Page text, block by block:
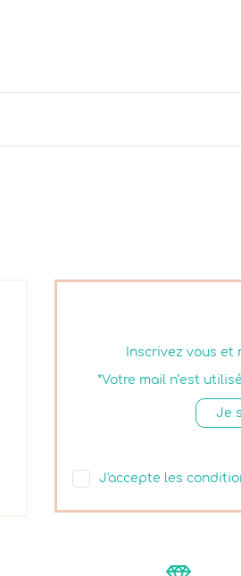
Inscrivez vous
*Votre mail n’est
J'accepte les